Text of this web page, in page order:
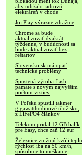
aby udržalo jadrovú
elektráreň v chode
Joj Play výrazne zdražuje
Chrome sa bude
aktualizovať dvakrát
týždenne, v budúcnosti sa
bude aktualizovať bez
reštartov
Slovensko.sk má opäť
technické problémy
Spustená výroba flash
pamäte s novým najvyšším
počtom vrstiev
V Poľsku spustili takmer
gigawatthodinové úložisko,
z LiFePO4 článkov
Telekom pridal 12 GB balík
pre Easy, chce zaň 12 eur
Železnice znižujú kvôli teplu
rýchlosť iba na 50 km/h,
spôsobuje to meškanie